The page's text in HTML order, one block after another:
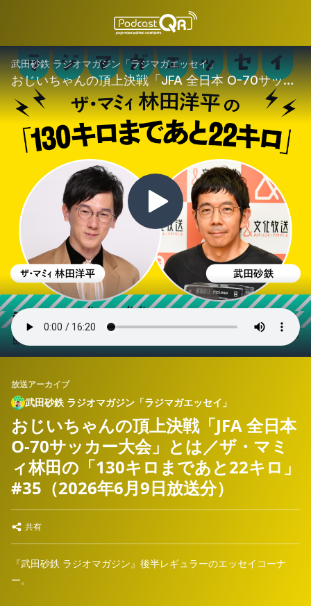
放送アーカイブ
武田砂鉄 ラジオマガジン「ラジマガエッセイ」
おじいちゃんの頂上決戦「JFA 全日本
O-70サッカー大会」とは／ザ・マミ
ィ林田の「130キロまであと22キロ」
#35（2026年6月9日放送分）
共有
『武田砂鉄 ラジオマガジン』後半レギュラーのエッセイコーナ
ー。